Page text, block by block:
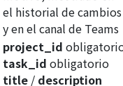
el historial de cambios
y en el canal de Teams
project_id
task_id obligatorio
title / description